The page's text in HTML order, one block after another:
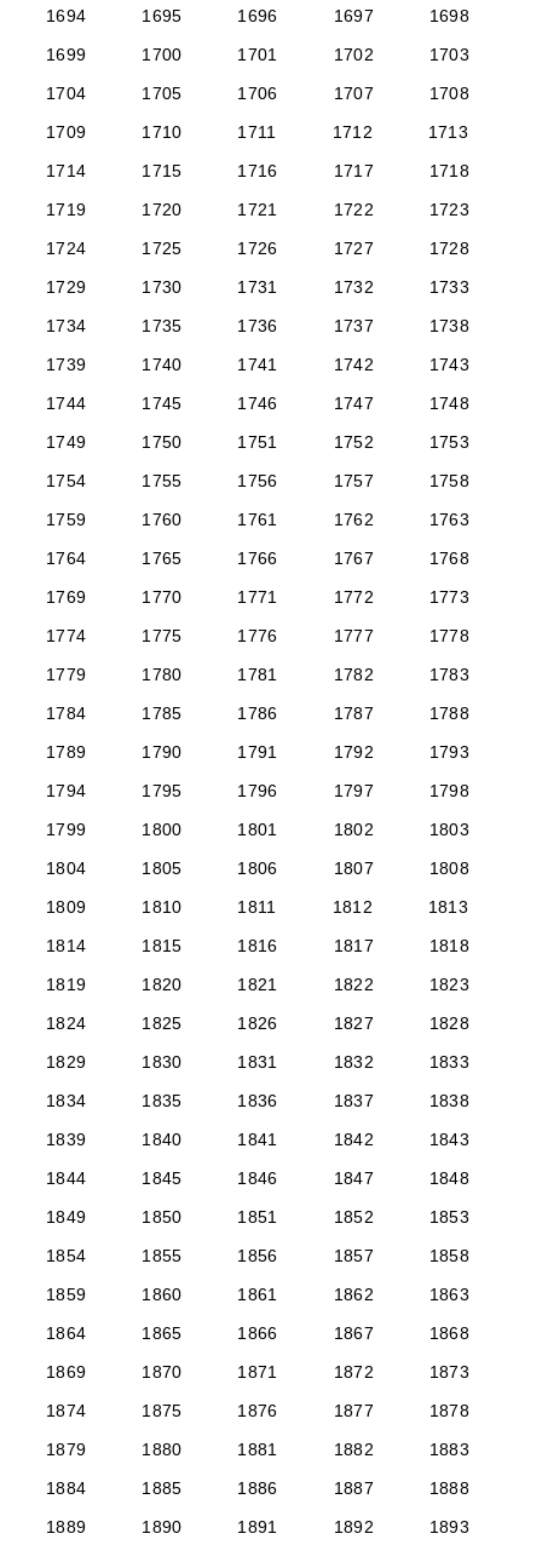
1694
1695 1696 1697
1698
1699
1700 1701 1702
1703
1704
1705 1706 1707
1708
1709
1710 1711 1712
1713
1714
1715 1716 1717
1718
1719
1720 1721 1722
1723
1724
1725 1726 1727
1728
1729
1730 1731 1732
1733
1734
1735 1736 1737
1738
1739
1740 1741 1742
1743
1744
1745 1746 1747
1748
1749
1750 1751 1752
1753
1754
1755 1756 1757
1758
1759
1760 1761 1762
1763
1764
1765 1766 1767
1768
1769
1770 1771 1772
1773
1774
1775 1776 1777
1778
1779
1780 1781 1782
1783
1784
1785 1786 1787
1788
1789
1790 1791 1792
1793
1794
1795 1796 1797
1798
1799
1800 1801 1802
1803
1804
1805 1806 1807
1808
1809
1810 1811 1812
1813
1814
1815 1816 1817
1818
1819
1820 1821 1822
1823
1824
1825 1826 1827
1828
1829
1830 1831 1832
1833
1834
1835 1836 1837
1838
1839
1840 1841 1842
1843
1844
1845 1846 1847
1848
1849
1850 1851 1852
1853
1854
1855 1856 1857
1858
1859
1860 1861 1862
1863
1864
1865 1866 1867
1868
1869
1870 1871 1872
1873
1874
1875 1876 1877
1878
1879
1880 1881 1882
1883
1884
1885 1886 1887
1888
1889
1890 1891 1892
1893